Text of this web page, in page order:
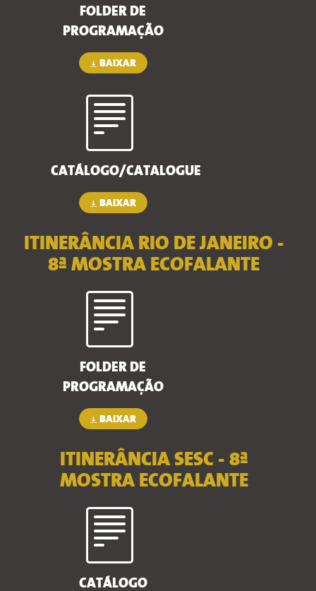
FOLDER DE
PROGRAMAÇÃO
BAIXAR
CATÁLOGO/CATALOGUE
BAIXAR
ITINERÂNCIA RIO DE JANEIRO -
8ª MOSTRA ECOFALANTE
FOLDER DE
PROGRAMAÇÃO
BAIXAR
ITINERÂNCIA SESC - 8ª
MOSTRA ECOFALANTE
CATÁLOGO